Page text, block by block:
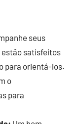
seus
estão satisfeitos
para orientá-los.
o
para